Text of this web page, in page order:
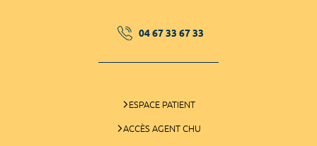
04 67 33 67 33
ESPACE PATIENT
ACCÈS AGENT CHU